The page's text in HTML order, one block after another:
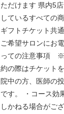
ただけます 県内5
しているすべての
ギフトチケット共
ご希望サロンにお
っての注意事項 ※
約の際はチケット
院中の方、医師の
です。 ・コース効
しかねる場合がご